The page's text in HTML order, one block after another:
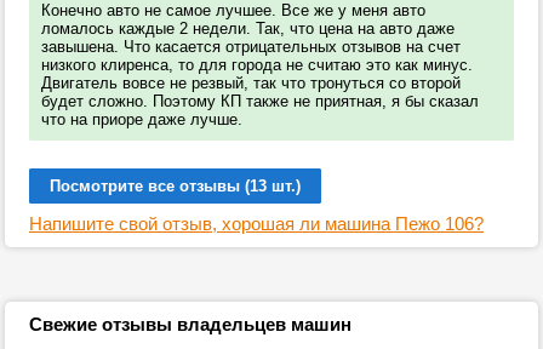
Конечно авто не самое лучшее. Все же у меня авто
ломалось каждые 2 недели. Так, что цена на авто даже
завышена. Что касается отрицательных отзывов на счет
низкого клиренса, то для города не считаю это как минус.
Двигатель вовсе не резвый, так что тронуться со второй
будет сложно. Поэтому КП также не приятная, я бы сказал
что на приоре даже лучше.
Посмотрите все отзывы (13 шт.)
Напишите свой отзыв, хорошая ли машина Пежо 106?
Свежие отзывы владельцев машин